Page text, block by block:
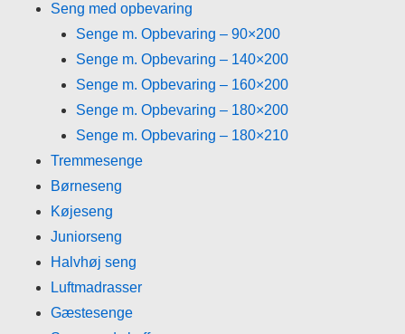
Seng med opbevaring
Senge m. Opbevaring – 90×200
Senge m. Opbevaring – 140×200
Senge m. Opbevaring – 160×200
Senge m. Opbevaring – 180×200
Senge m. Opbevaring – 180×210
Tremmesenge
Børneseng
Køjeseng
Juniorseng
Halvhøj seng
Luftmadrasser
Gæstesenge